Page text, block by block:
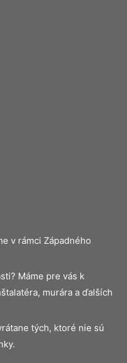
v rámci Západného
Máme pre vás k
murára a ďalších
tých, ktoré nie sú